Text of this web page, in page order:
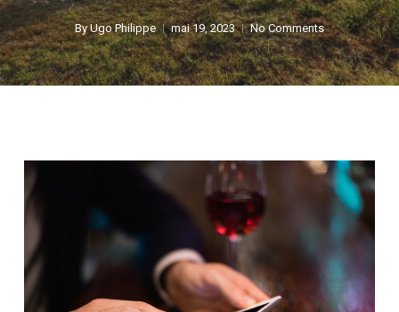
By Ugo Philippe mai 19, 2023 No Comments